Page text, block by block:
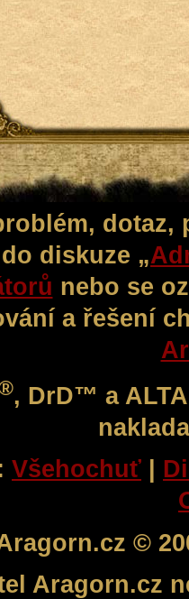
diskuze „
nebo se
a řešení
, DrD™ a
Všehochuť
©
Aragorn.cz